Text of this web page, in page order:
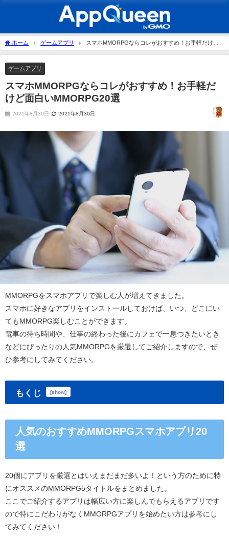
ホーム ゲームアプリ
スマホMMORPGならコレがおすすめ！お手軽だけど
面白いMMORPG20選
ゲームアプリ
スマホMMORPGならコレがおすすめ！お手軽だ
けど面白いMMORPG20選
2021年8月30日 2021年8月30日
MMORPGをスマホアプリで楽しむ人が増えてきました。
スマホに好きなアプリをインストールしておけば、いつ、どこにい
ても MMORPG楽しむことができます。
電車の待ち時間や、仕事の終わった後にカフェで一息つきたいとき
などにぴったりの人気MMORPGを厳選してご紹介しますので、ぜ
ひ参考にしてみてください。
もくじ [show]
人気のおすすめMMORPGスマホアプリ20
選
20個にアプリを厳選とはいえまだまだ多いよ！という方のために特
にオススメのMMORPG5タイトルをまとめました。
ここでご紹介するアプリは幅広い方に楽しんでもらえるアプリです
ので特にこだわりがなくMMORPGアプリを始めたい方は参考にし
てみてください！